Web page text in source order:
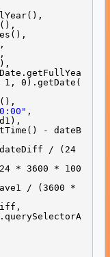
1, 0).getDate(
,
- dateB
/ (24
* 3600 * 100
/ (3600 *